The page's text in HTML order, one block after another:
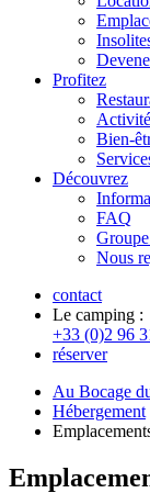
Profitez
Bien-
Découvrez
FAQ
Nous
contact
Le camping :
+33 (0)2 96
réserver
Au Bocage
Hébergement